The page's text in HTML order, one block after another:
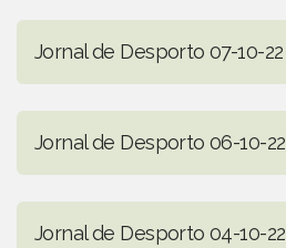
Jornal de Desporto 07-10-22
Jornal de Desporto 06-10-22
Jornal de Desporto 04-10-22